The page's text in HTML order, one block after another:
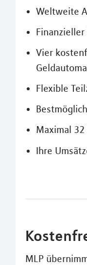
Weltweite
Finanzieller
Vier
Flexible
Maximal
Ihre
MLP